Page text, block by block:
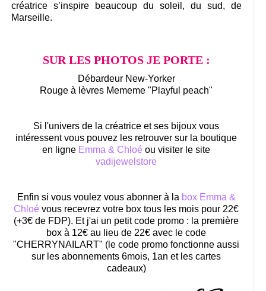
créatrice s’inspire beaucoup du soleil, du sud, de
Marseille.
SUR LES PHOTOS JE PORTE :
Débardeur New-Yorker
Rouge à lèvres Mememe "Playful peach"
Si l'univers de la créatrice et ses bijoux vous
intéressent vous pouvez les retrouver sur la boutique
en ligne Emma & Chloé ou visiter le site
vadijewelstore
Enfin si vous voulez vous abonner à la box Emma &
Chloé vous recevrez votre box tous les mois pour 22€
(+3€ de FDP). Et j'ai un petit code promo : la première
box à 12€ au lieu de 22€ avec le code
"CHERRYNAILART" (le code promo fonctionne aussi
sur les abonnements 6mois, 1an et les cartes
cadeaux)